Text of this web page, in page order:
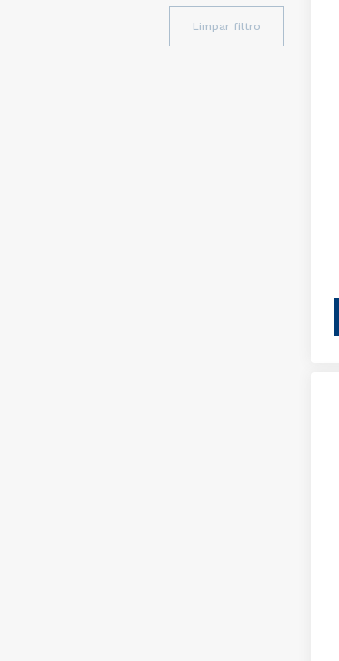
Limpar filtro